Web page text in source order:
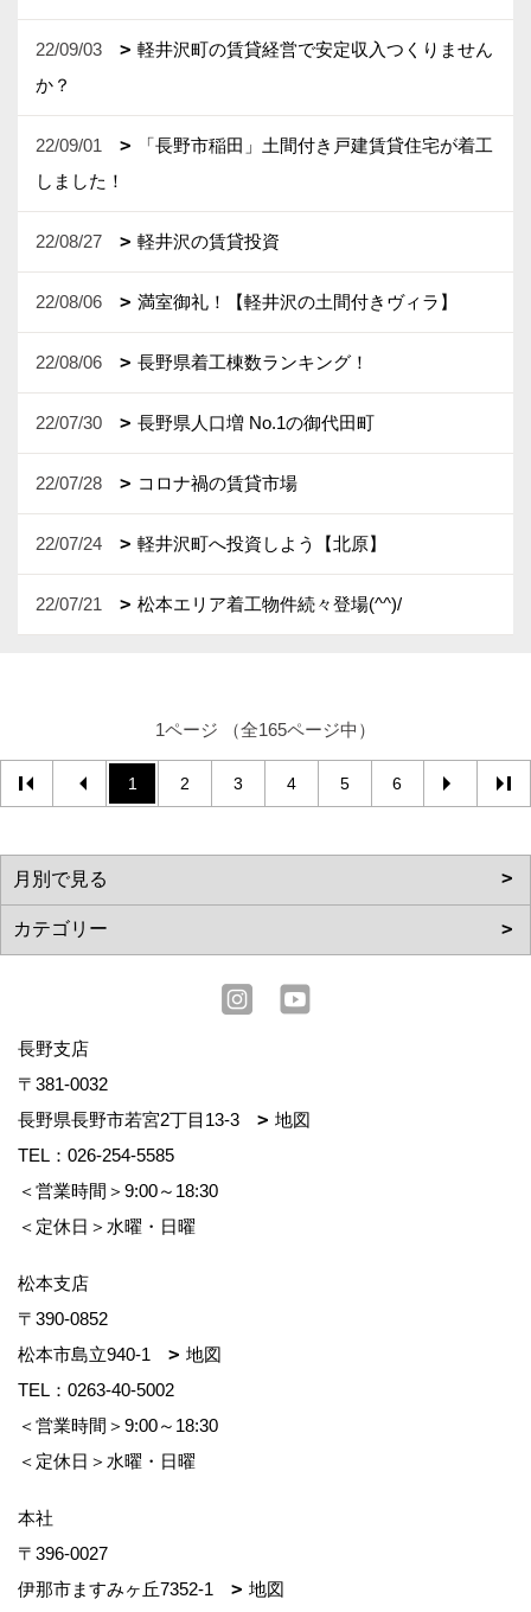
22/09/03
軽井沢町の賃貸経営で安定収入つくりません
か？
22/09/01
「長野市稲田」土間付き戸建賃貸住宅が着工
しました！
22/08/27 軽井沢の賃貸投資
22/08/06 満室御礼！【軽井沢の土間付きヴィラ】
22/08/06 長野県着工棟数ランキング！
22/07/30 長野県人口増 No.1の御代田町
22/07/28 コロナ禍の賃貸市場
22/07/24 軽井沢町へ投資しよう【北原】
22/07/21 松本エリア着工物件続々登場(^^)/
1ページ （全165ページ中）
1 2 3 4 5 6
長野支店
〒381-0032
長野県長野市若宮2丁目13-3
地図
TEL： 026-254-5585
＜営業時間＞9:00～18:30
＜定休日＞水曜・日曜
松本支店
〒390-0852
松本市島立940-1
地図
TEL： 0263-40-5002
＜営業時間＞9:00～18:30
＜定休日＞水曜・日曜
本社
〒396-0027
伊那市ますみヶ丘7352-1
地図